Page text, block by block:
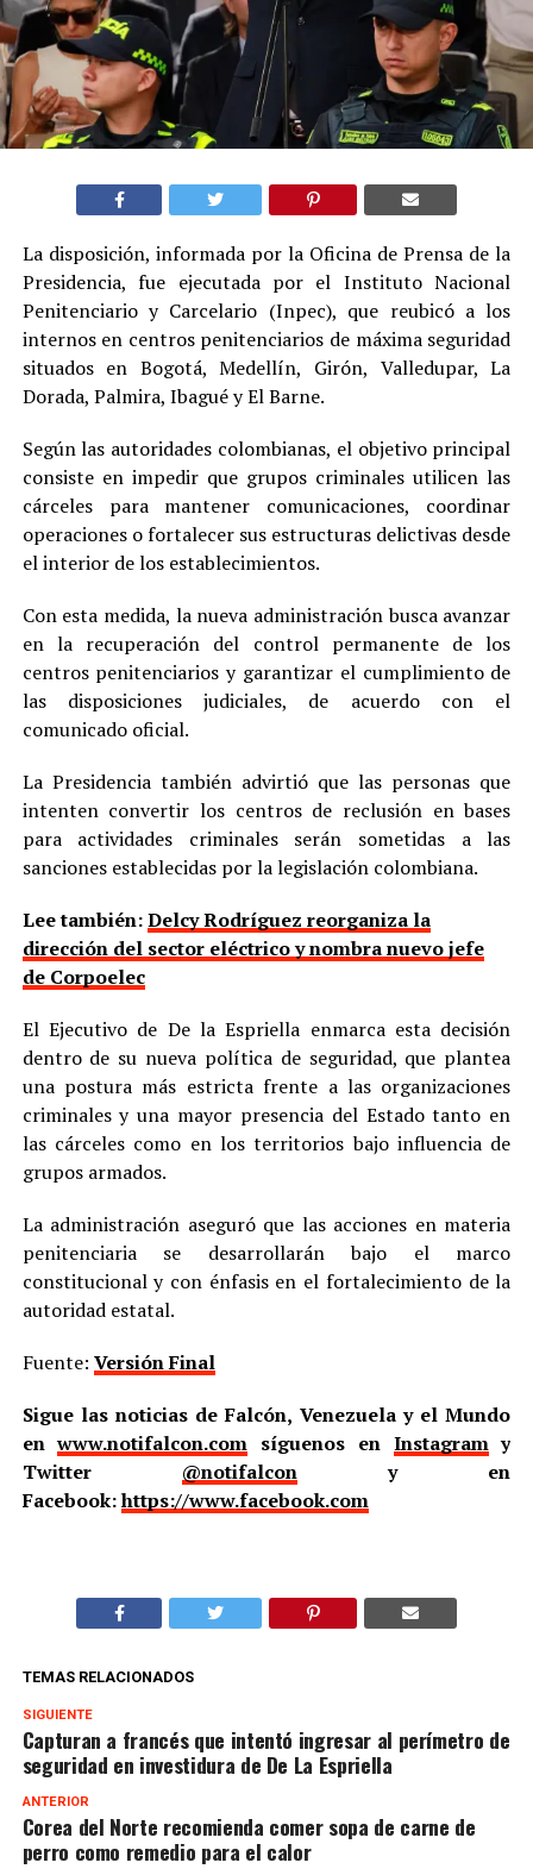
La disposición, informada por la Oficina de Prensa de la
Presidencia, fue ejecutada por el Instituto Nacional
Penitenciario y Carcelario (Inpec), que reubicó a los
internos en centros penitenciarios de máxima seguridad
situados en Bogotá, Medellín, Girón, Valledupar, La
Dorada, Palmira, Ibagué y El Barne.
Según las autoridades colombianas, el objetivo principal
consiste en impedir que grupos criminales utilicen las
cárceles para mantener comunicaciones, coordinar
operaciones o fortalecer sus estructuras delictivas desde
el interior de los establecimientos.
Con esta medida, la nueva administración busca avanzar
en la recuperación del control permanente de los
centros penitenciarios y garantizar el cumplimiento de
las disposiciones judiciales, de acuerdo con el
comunicado oficial.
La Presidencia también advirtió que las personas que
intenten convertir los centros de reclusión en bases
para actividades criminales serán sometidas a las
sanciones establecidas por la legislación colombiana.
Lee también:Delcy Rodríguez reorganiza la
dirección del sector eléctrico y nombra nuevo jefe
de Corpoelec
El Ejecutivo de De la Espriella enmarca esta decisión
dentro de su nueva política de seguridad, que plantea
una postura más estricta frente a las organizaciones
criminales y una mayor presencia del Estado tanto en
las cárceles como en los territorios bajo influencia de
grupos armados.
La administración aseguró que las acciones en materia
penitenciaria se desarrollarán bajo el marco
constitucional y con énfasis en el fortalecimiento de la
autoridad estatal.
Fuente: Versión Final
Sigue las noticias de Falcón, Venezuela y el Mundo
enwww.notifalcon.com síguenos en Instagramy
Twitter @notifalcony en
Facebook:https://www.facebook.com
TEMAS RELACIONADOS
SIGUIENTE
Capturan a francés que intentó ingresar al perímetro de
seguridad en investidura de De La Espriella
ANTERIOR
Corea del Norte recomienda comer sopa de carne de
perro como remedio para el calor